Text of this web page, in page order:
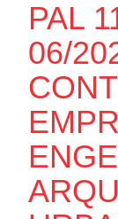
PAL
06/